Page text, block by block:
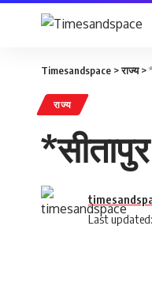
Timesandspace >राज्य>
राज्य
Last